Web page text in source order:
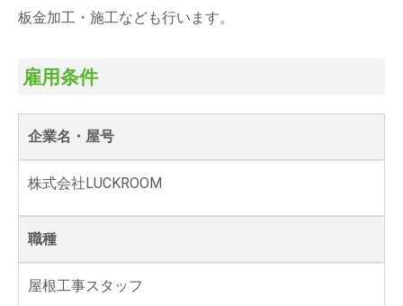
板金加工・施工なども行います。
雇用条件
企業名・屋号
株式会社LUCKROOM
職種
屋根工事スタッフ